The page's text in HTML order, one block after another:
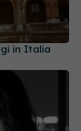
în Italia